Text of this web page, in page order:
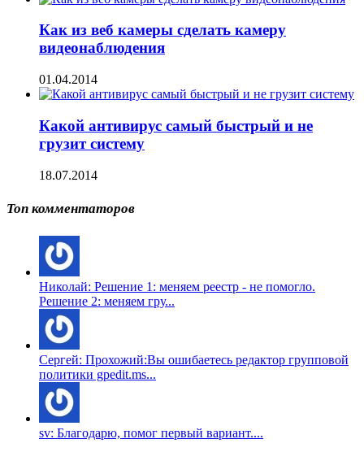
Как из веб камеры сделать камеру
видеонаблюдения
01.04.2014
Какой антивирус самый быстрый и не
грузит систему
18.07.2014
Топ комментаторов
Николай: Решение 1: меняем реестр - не помогло.
Решение 2: меняем гру...
Сергей: Прохожий:Вы ошибаетесь редактор групповой
политики gpedit.ms...
sv: Благодарю, помог первый вариант....